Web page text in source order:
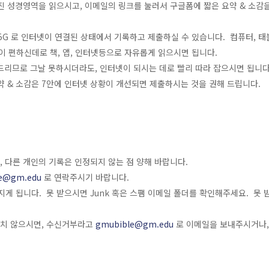
성경영역을 읽으시고, 이메일의 링크를 눌러서 구글폼에 짧은 요약 & 소
로 인터넷이 연결된 상태에서 기록하고 제출하실 수 있습니다. 컴퓨터,
편하신데로 책, 앱, 인터넷등으로 자유롭게 읽으시면 됩니다.
므로 그날 못하시더라도, 인터넷이 되시는 데로 빨리 따라 잡으시면 됩
& 소감은 7안에 인터넷 상황이 개선되면 제출하시는 것을 권해 드립니다.
른 개인의 기록은 인정되지 않는 점 양해 바랍니다.
로 연락주시기 바랍니다.
게 됩니다. 못 받으시면 Junk 혹은 스팸 이메일 폴더를 확인해주세요. 못
않으시면, 수신거부라고 gmubible@gm.edu 로 이메일을 보내주시거